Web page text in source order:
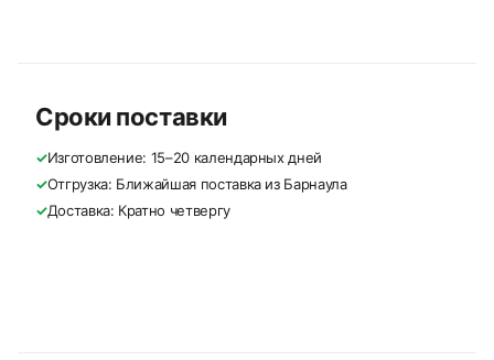
Сроки поставки
✓Изготовление: 15–20 календарных дней
✓Отгрузка: Ближайшая поставка из Барнаула
✓Доставка: Кратно четвергу